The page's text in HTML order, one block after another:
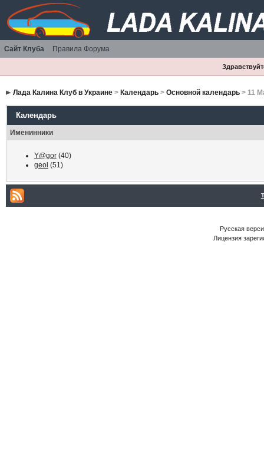
Сайт Клуба Правила Форума
Лада Калина Клуб в Украине> Календарь> Основной календарь> 11
Календарь
Именинники
Y@gor(40)
geol (51)
Русская
Лицензия